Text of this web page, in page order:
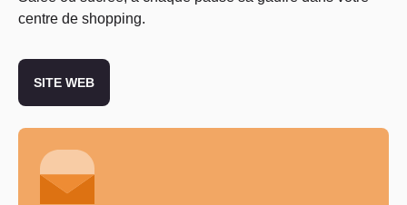
centre de shopping.
SITE WEB